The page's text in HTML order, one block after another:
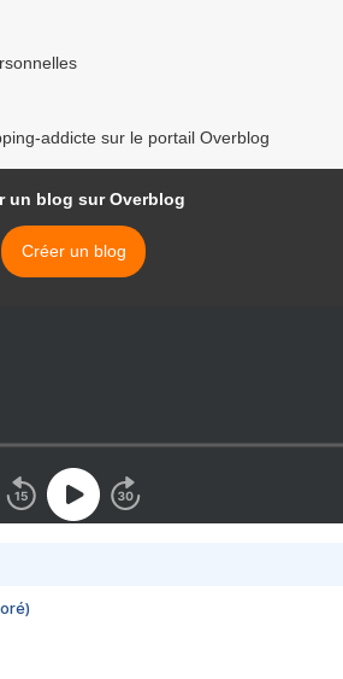
addicte sur le portail Overblog
un blog sur Overblog
Créer un blog